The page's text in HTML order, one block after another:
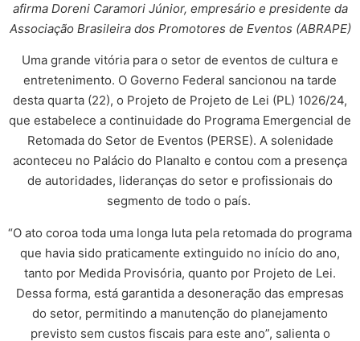
afirma Doreni Caramori Júnior, empresário e presidente da
Associação Brasileira dos Promotores de Eventos (ABRAPE)
Uma grande vitória para o setor de eventos de cultura e
entretenimento. O Governo Federal sancionou na tarde
desta quarta (22), o Projeto de Projeto de Lei (PL) 1026/24,
que estabelece a continuidade do Programa Emergencial de
Retomada do Setor de Eventos (PERSE). A solenidade
aconteceu no Palácio do Planalto e contou com a presença
de autoridades, lideranças do setor e profissionais do
segmento de todo o país.
“O ato coroa toda uma longa luta pela retomada do programa
que havia sido praticamente extinguido no início do ano,
tanto por Medida Provisória, quanto por Projeto de Lei.
Dessa forma, está garantida a desoneração das empresas
do setor, permitindo a manutenção do planejamento
previsto sem custos fiscais para este ano”, salienta o